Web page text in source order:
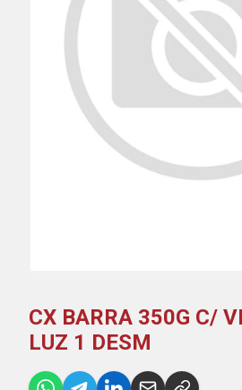
CX BARRA 350G C/
LUZ 1 DESM